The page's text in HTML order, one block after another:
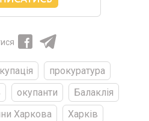
прокуратура
окупанти
Балаклія
Харкова Харків